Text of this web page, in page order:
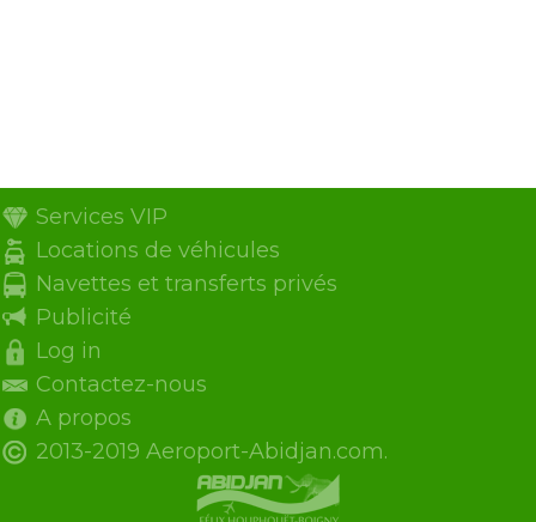
Services VIP
Locations de véhicules
Navettes et transferts privés
Publicité
Log in
Contactez-nous
A propos
2013-2019 Aeroport-Abidjan.com.